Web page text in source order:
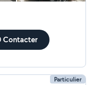
Contacter
Particulier